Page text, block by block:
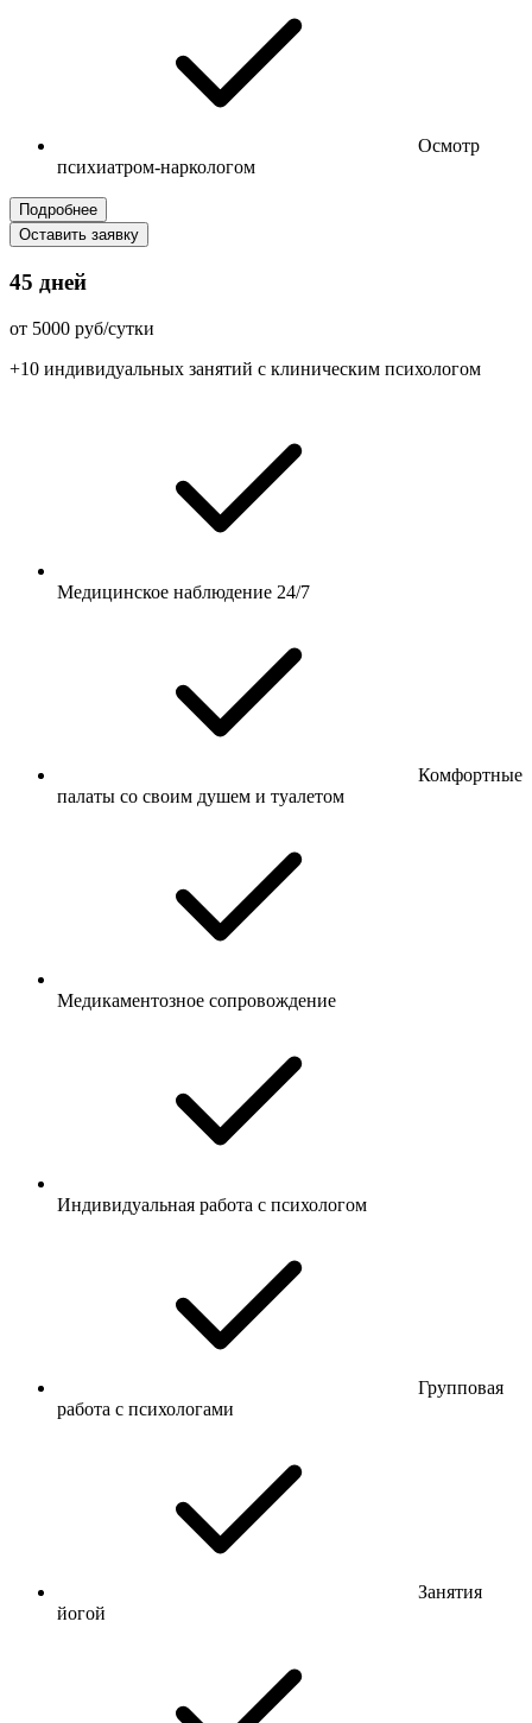
Осмотр
психиатром-наркологом
Подробнее
Оставить заявку
45 дней
от 5000 руб/сутки
+10 индивидуальных занятий с клиническим психологом
Медицинское наблюдение 24/7
Комфортные
палаты со своим душем и туалетом
Медикаментозное сопровождение
Индивидуальная работа с психологом
Групповая
работа с психологами
Занятия
йогой